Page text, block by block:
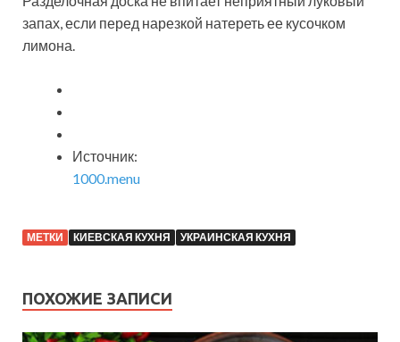
запах, если перед нарезкой натереть ее кусочком
лимона.
Источник:
1000.menu
МЕТКИ КИЕВСКАЯ КУХНЯ УКРАИНСКАЯ КУХНЯ
ПОХОЖИЕ ЗАПИСИ